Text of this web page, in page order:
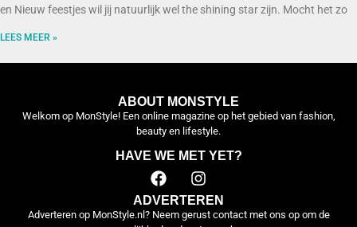
en Nieuw feestjes wil jij natuurlijk wel the shining star zijn. Mocht het zo
LEES MEER »
ABOUT MONSTYLE
Welkom op MonStyle! Een online magazine op het gebied van fashion,
beauty en lifestyle.
HAVE WE MET YET?
ADVERTEREN
Adverteren op MonStyle.nl? Neem gerust contact met ons op om de